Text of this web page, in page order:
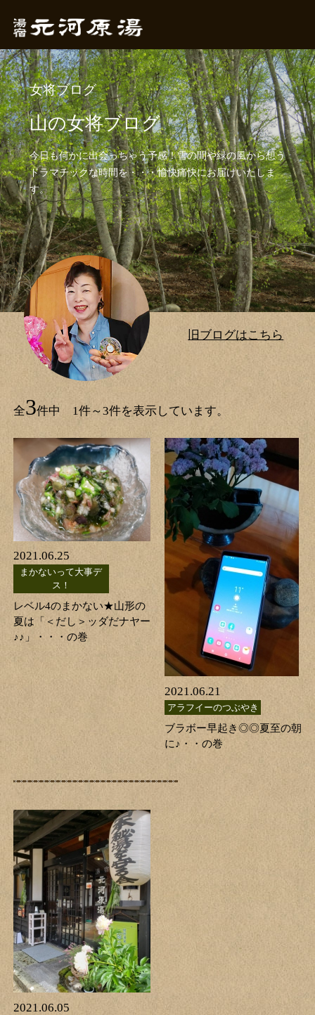
女将ブログ
山の女将ブログ
今日も何かに出会っちゃう予感！雪の間や緑の風から想う
ドラマチックな時間を・・・愉快痛快にお届けいたしま
す。
旧ブログはこちら
全3件中 1件～3件を表示しています。
2021.06.25
まかないって大事デ
ス！
レベル4のまかない★山形の
夏は「＜だし＞ッダだナヤー
♪♪」・・・の巻
2021.06.21
アラフイーのつぶやき
ブラボー早起き◎◎夏至の朝
に♪・・の巻
2021.06.05